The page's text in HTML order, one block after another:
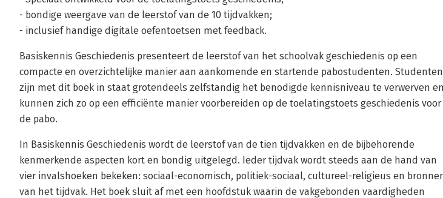
- bondige weergave van de leerstof van de 10 tijdvakken;
- inclusief handige digitale oefentoetsen met feedback.
Basiskennis Geschiedenis presenteert de leerstof van het schoolvak geschiedenis op een
compacte en overzichtelĳke manier aan aankomende en startende pabostudenten. Studenten
zijn met dit boek in staat grotendeels zelfstandig het benodigde kennisniveau te verwerven en
kunnen zich zo op een efficiënte manier voorbereiden op de toelatingstoets geschiedenis voor
de pabo.
In Basiskennis Geschiedenis wordt de leerstof van de tien tĳdvakken en de bĳbehorende
kenmerkende aspecten kort en bondig uitgelegd. Ieder tijdvak wordt steeds aan de hand van
vier invalshoeken bekeken: sociaal-economisch, politiek-sociaal, cultureel-religieus en
van het tijdvak. Het boek sluit af met een hoofdstuk waarin de vakgebonden vaardigheden